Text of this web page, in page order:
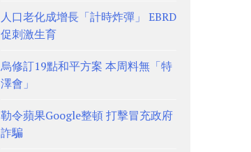
人口老化成增長「計時炸彈」 EBRD
促刺激生育
烏修訂19點和平方案 本周料無「特
澤會」
勒令蘋果Google整頓 打擊冒充政府
詐騙